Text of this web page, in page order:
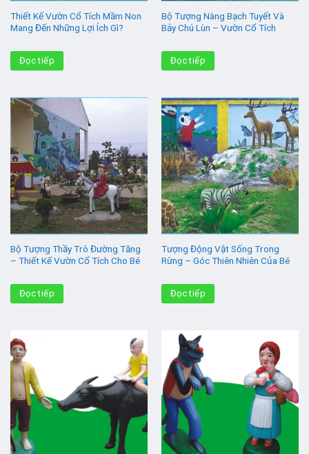
Thiết Kế Vườn Cổ Tích Mầm Non
Mang Đến Những Lợi Ích Gì?
Đọc tiếp
Bộ Tượng Nàng Bạch Tuyết Và
Bảy Chú Lùn – Vườn Cổ Tích
Đọc tiếp
Bộ Tượng Thầy Trò Đường Tăng
– Thiết Kế Vườn Cổ Tích Cho Bé
Đọc tiếp
Tượng Động Vật Sống Trong
Rừng – Góc Thiên Nhiên Của Bé
Đọc tiếp